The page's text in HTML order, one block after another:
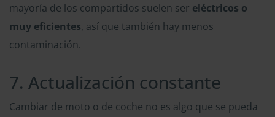
mayoría de los compartidos suelen ser eléctricos o
muy eficientes, así que también hay menos
contaminación.
7. Actualización constante
Cambiar de moto o de coche no es algo que se pueda